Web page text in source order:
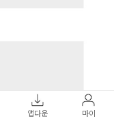
앱다운 마이